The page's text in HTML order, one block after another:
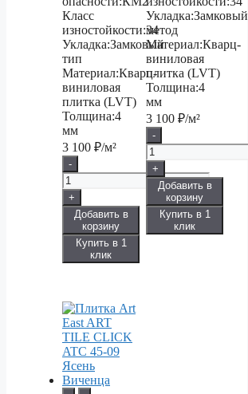
Класс
изностойкости:34
Укладка:Замковый
тип
Материал:Кварц-
виниловая
плитка (LVT)
Толщина:4
мм
3 100 ₽/м²
-
+
Добавить в
корзину
Купить в 1
клик
Укладка:Замковый
метод
Материал:Кварц-
виниловая
плитка (LVT)
Толщина:4
мм
3 100₽/м²
-
+
Добавить в
корзину
Купить в 1
клик